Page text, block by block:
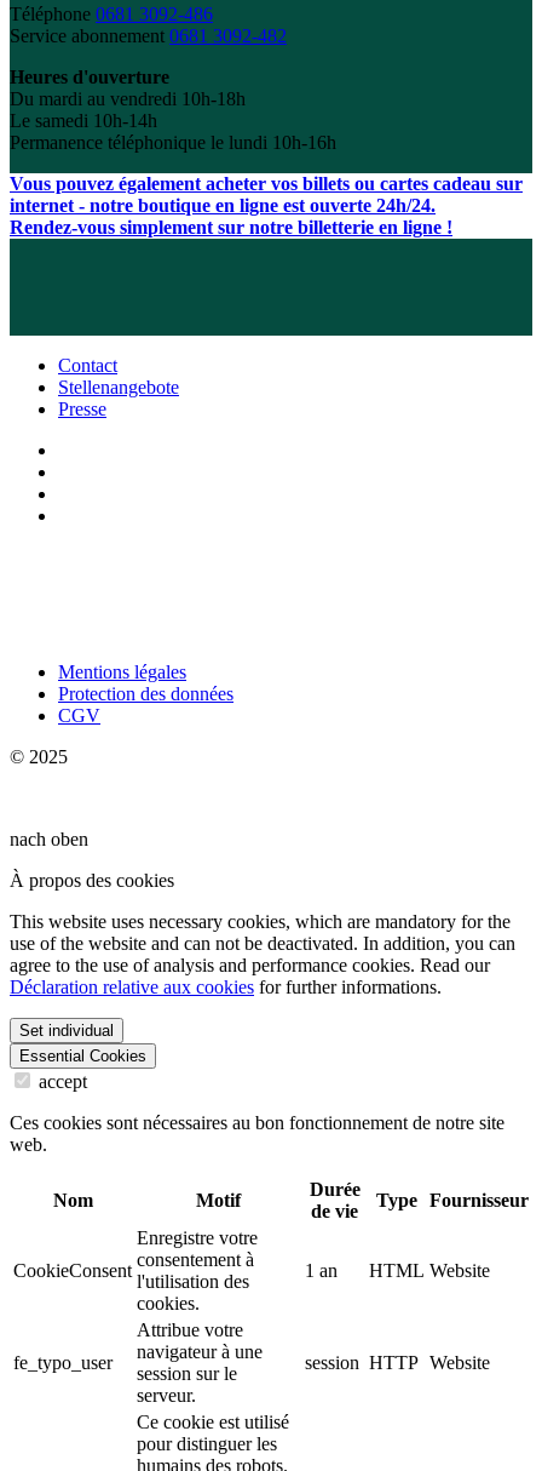
Téléphone 0681 3092-486
Service abonnement 0681 3092-482
Heures d'ouverture
Du mardi au vendredi 10h-18h
Le samedi 10h-14h
Permanence téléphonique le lundi 10h-16h
Vous pouvez également acheter vos billets ou cartes cadeau sur
internet - notre boutique en ligne est ouverte 24h/24.
Rendez-vous simplement sur notre billetterie en ligne !
Contact
Stellenangebote
Presse
Mentions légales
Protection des données
CGV
© 2025
nach oben
À propos des cookies
This website uses necessary cookies, which are mandatory for the
use of the website and can not be deactivated. In addition, you can
agree to the use of analysis and performance cookies. Read our
Déclaration relative aux cookies for further informations.
Set individual
Essential Cookies
accept
Ces cookies sont nécessaires au bon fonctionnement de notre site
web.
Nom Motif
Durée
de vie
Type Fournisseur
CookieConsent
Enregistre votre
consentement à
l'utilisation des
cookies.
1 an HTML Website
fe_typo_user
Attribue votre
navigateur à une
session sur le
serveur.
session HTTP Website
Ce cookie est utilisé
pour distinguer les
humains des robots.